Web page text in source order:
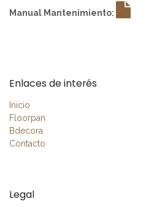
Manual Mantenimiento:
Enlaces de interés
Inicio
Floorpan
Bdecora
Contacto
Legal